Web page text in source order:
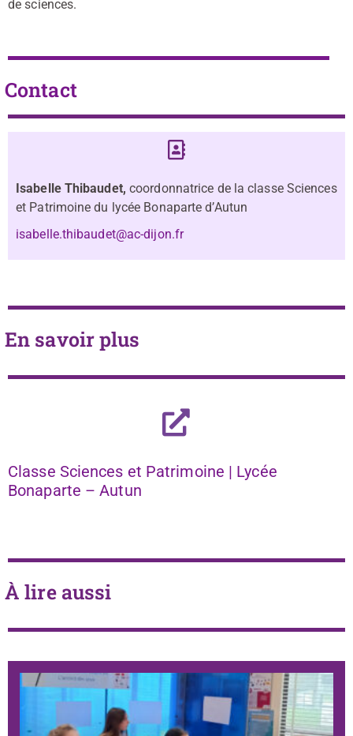
de sciences.
Contact
Isabelle Thibaudet, coordonnatrice de la classe Sciences
et Patrimoine du lycée Bonaparte d’Autun
isabelle.thibaudet@ac-dijon.fr
En savoir plus
Classe Sciences et Patrimoine | Lycée
Bonaparte – Autun
À lire aussi